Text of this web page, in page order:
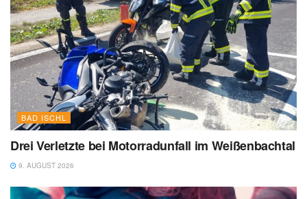
BAD ISCHL
Drei Verletzte bei Motorradunfall im Weißenbachtal
9. AUGUST 2026